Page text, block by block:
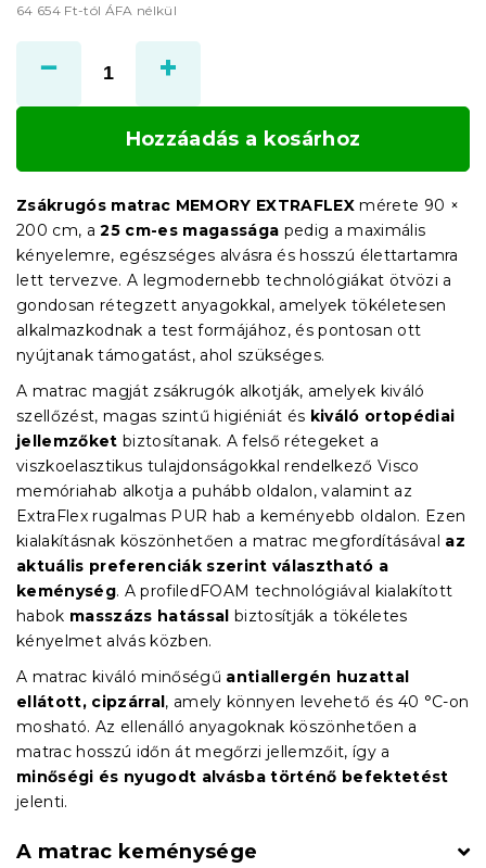
64 654 Ft-tól ÁFA nélkül
Hozzáadás a kosárhoz
Zsákrugós matrac MEMORY EXTRAFLEX mérete 90 ×
200 cm, a25 cm-es magassága pedig a maximális
kényelemre, egészséges alvásra és hosszú élettartamra
lett tervezve. A legmodernebb technológiákat ötvözi a
gondosan rétegzett anyagokkal, amelyek tökéletesen
alkalmazkodnak a test formájához, és pontosan ott
nyújtanak támogatást, ahol szükséges.
A matrac magját zsákrugók alkotják, amelyek kiváló
szellőzést, magas szintű higiéniát és kiváló ortopédiai
jellemzőket biztosítanak. A felső rétegeket a
viszkoelasztikus tulajdonságokkal rendelkező Visco
memóriahab alkotja a puhább oldalon, valamint az
ExtraFlex rugalmas PUR hab a keményebb oldalon. Ezen
kialakításnak köszönhetően a matrac megfordításával az
aktuális preferenciák szerint választható a
keménység. A profiledFOAM technológiával kialakított
habok masszázs hatással biztosítják a tökéletes
kényelmet alvás közben.
A matrac kiváló minőségű antiallergén huzattal
ellátott, cipzárral, amely könnyen levehető és 40 °C-on
mosható. Az ellenálló anyagoknak köszönhetően a
matrac hosszú időn át megőrzi jellemzőit, így a
minőségi és nyugodt alvásba történő befektetést
jelenti.
A matrac keménysége